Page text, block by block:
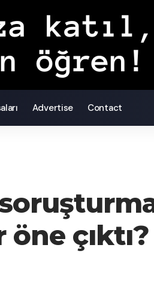
Advertise Contact
çıktı?